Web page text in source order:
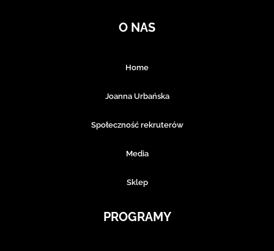
O NAS
Home
Joanna Urbańska
Społeczność rekruterów
Media
Sklep
PROGRAMY